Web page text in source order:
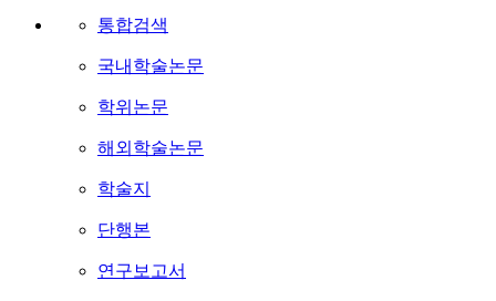
통합검색
국내학술논문
학위논문
해외학술논문
학술지
단행본
연구보고서